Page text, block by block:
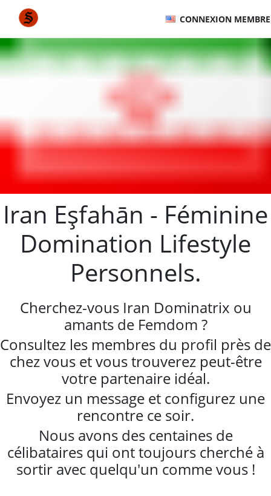
CONNEXION MEMBRE
Iran Eşfahān - Féminine
Domination Lifestyle
Personnels.
Cherchez-vous Iran Dominatrix ou
amants de Femdom ?
Consultez les membres du profil près de
chez vous et vous trouverez peut-être
votre partenaire idéal.
Envoyez un message et configurez une
rencontre ce soir.
Nous avons des centaines de
célibataires qui ont toujours cherché à
sortir avec quelqu'un comme vous !